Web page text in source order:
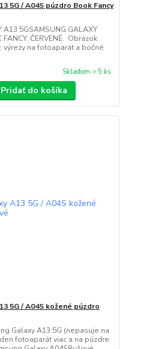
5G / A04S púzdro Book Fancy
A13 5GSAMSUNG GALAXY
ČERVENÉ. Obrázok
výrezy na fotoaparát a bočné
Skladom > 5 ks
Pridať do košíka
5G / A04S kožené púzdro
Galaxy A13 5G (nepasuje na
fotoaparát viac a na púzdre